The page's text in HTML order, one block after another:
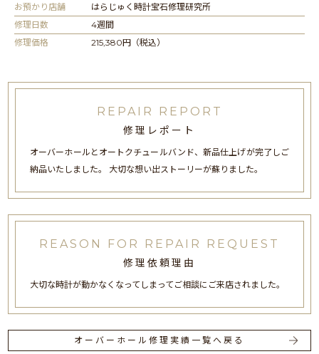
お預かり店舗
はらじゅく時計宝石修理研究所
修理日数
4週間
修理価格
215,380円（税込）
REPAIR REPORT
修理レポート
オーバーホールとオートクチュールバンド、新品仕上げが完了しご
納品いたしました。 大切な想い出ストーリーが蘇りました。
REASON FOR REPAIR REQUEST
修理依頼理由
大切な時計が動かなくなってしまってご相談にご来店されました。
オーバーホール修理実績一覧へ戻る